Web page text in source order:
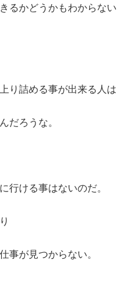
るかどうかもわからない
り詰める事が出来る人は
だろうな。
行ける事はないのだ。
事が見つからない。